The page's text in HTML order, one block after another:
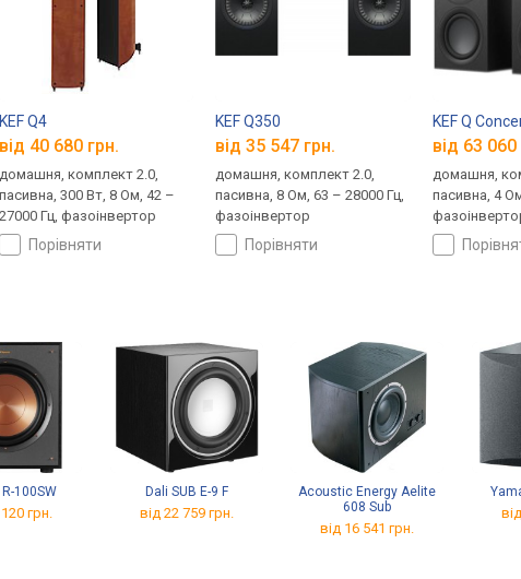
KEF Q4
від 40 680 грн.
домашня, комплект 2.0,
пасивна, 300 Вт, 8 Ом, 42 –
27000 Гц, фазоінвертор
порівняти
KEF Q350
від 35 547 грн.
домашня, комплект 2.0,
пасивна, 8 Ом, 63 – 28000 Гц,
фазоінвертор
порівняти
KEF Q
від 63 060
домашня,
пасивна, 4
100SW
грн.
Dali SUB E-9 F
від 22 759 грн.
Acoustic Energy Aelite
608 Sub
від 16 541 грн.